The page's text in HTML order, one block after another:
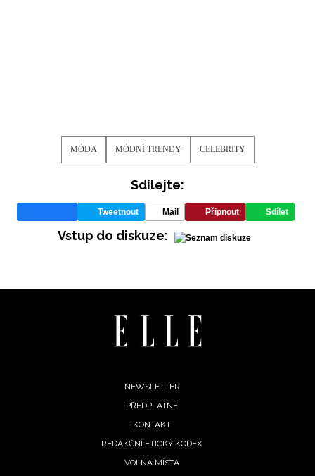
MÓDA MÓDNÍ TRENDY CELEBRITY
Sdílejte:
Tweetnout Mail Připnout Sdílet
Vstup do diskuze:
NEWSLETTER
PŘEDPLATNÉ
KONTAKT
REDAKČNÍ ETICKÝ KODEX
VOLNÁ MÍSTA